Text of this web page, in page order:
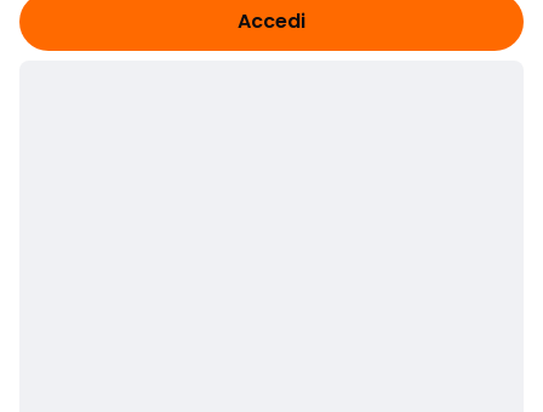
Accedi